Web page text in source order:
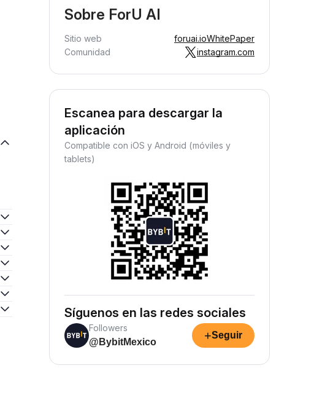
Sobre ForU AI
Sitio web foruai.ioWhitePaper
Comunidad
instagram.com
Escanea para descargar la
aplicación
Compatible con iOS y Android (móviles y
tablets)
Síguenos en las redes sociales
Followers
@BybitMexico
+Seguir